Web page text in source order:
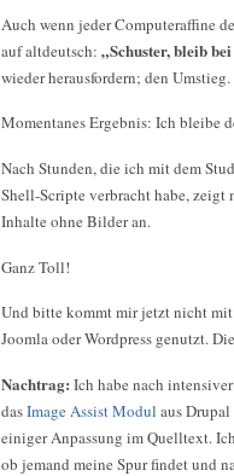
Auch wenn jeder Computeraffine
auf altdeutsch: „Schuster, bleib
wieder herausfordern; den Umstieg.
Momentanes Ergebnis: Ich bleibe
Nach Stunden, die ich mit dem
Shell-Scripte verbracht habe,
Inhalte ohne Bilder an.
Ganz Toll!
Und bitte kommt mir jetzt nicht mit
Joomla oder Wordpress genutzt.
Nachtrag: Ich habe nach
dasImage Assist Modul aus
einiger Anpassung im Quelltext.
ob jemand meine Spur findet und